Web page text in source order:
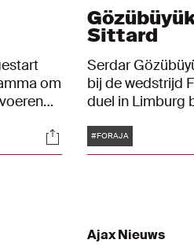
om
Socials
Sittard
Serdar
bij de wedstrijd
duel in Limburg
voor beide
Sittard
Tags
#FORAJA
Ajax Nieuws